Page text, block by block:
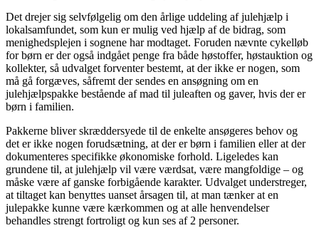
Det drejer sig selvfølgelig om den årlige uddeling af julehjælp i
lokalsamfundet, som kun er mulig ved hjælp af de bidrag, som
menighedsplejen i sognene har modtaget. Foruden nævnte cykelløb
for børn er der også indgået penge fra både høstoffer, høstauktion og
kollekter, så udvalget forventer bestemt, at der ikke er nogen, som
må gå forgæves, såfremt der sendes en ansøgning om en
julehjælpspakke bestående af mad til juleaften og gaver, hvis der er
børn i familien.
Pakkerne bliver skræddersyede til de enkelte ansøgeres behov og
det er ikke nogen forudsætning, at der er børn i familien eller at der
dokumenteres specifikke økonomiske forhold. Ligeledes kan
grundene til, at julehjælp vil være værdsat, være mangfoldige – og
måske være af ganske forbigående karakter. Udvalget understreger,
at tiltaget kan benyttes uanset årsagen til, at man tænker at en
julepakke kunne være kærkommen og at alle henvendelser
behandles strengt fortroligt og kun ses af 2 personer.